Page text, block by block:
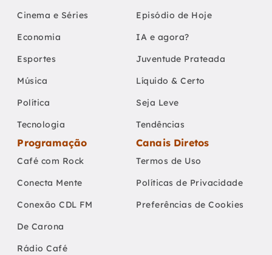
Cinema e Séries
Economia
Esportes
Música
Política
Tecnologia
Episódio de Hoje
IA e agora?
Juventude Prateada
Líquido & Certo
Seja Leve
Tendências
Programação
Café com Rock
Conecta Mente
Conexão CDL FM
De Carona
Rádio Café
Canais Diretos
Termos de Uso
Políticas de Privacidade
Preferências de Cookies